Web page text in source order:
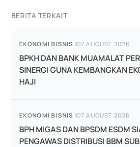
BERITA TERKAIT
EKONOMI BISNIS |07 AUGUST 2026
BPKH DAN BANK MUAMALAT
SINERGI GUNA KEMBANGKAN
HAJI
EKONOMI BISNIS |07 AUGUST 2026
BPH MIGAS DAN BPSDM ESDM
PENGAWAS DISTRIBUSI BBM